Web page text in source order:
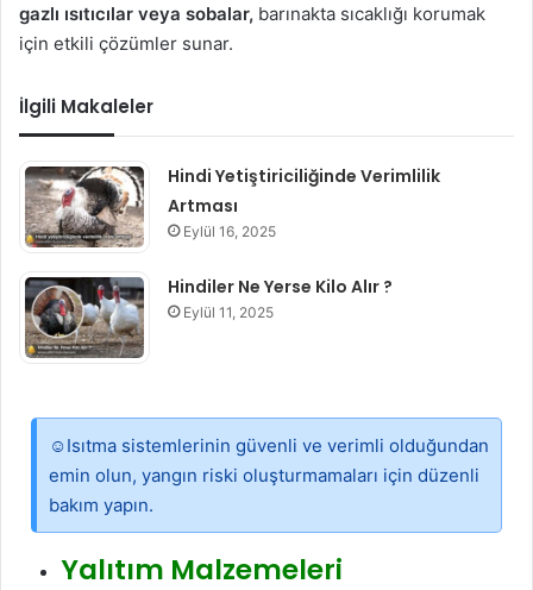
gazlı ısıtıcılar veya sobalar, barınakta sıcaklığı korumak
için etkili çözümler sunar.
İlgili Makaleler
Hindi Yetiştiriciliğinde Verimlilik
Artması
Eylül 16, 2025
Hindiler Ne Yerse Kilo Alır ?
Eylül 11, 2025
☺Isıtma sistemlerinin güvenli ve verimli olduğundan
emin olun, yangın riski oluşturmamaları için düzenli
bakım yapın.
Yalıtım Malzemeleri